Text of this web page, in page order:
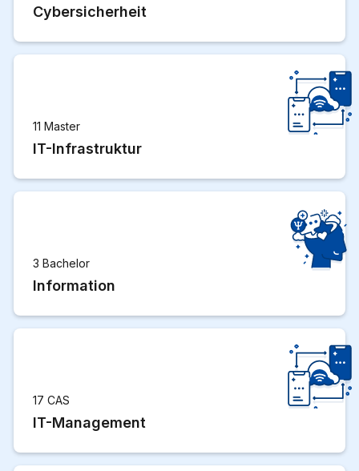
Cybersicherheit
11 Master
IT-Infrastruktur
3 Bachelor
Information
17 CAS
IT-Management